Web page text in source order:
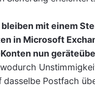
mit einem
in Microsoft
nun
dasselbe Postfach